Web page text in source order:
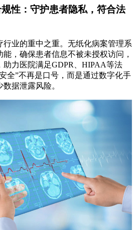
性：守护患者隐私，符合法
行业的重中之重。无纸化病案管理系
，确保患者信息不被未授权访问，
助力医院满足GDPR、HIPAA等法
全”不再是口号，而是通过数字化手
据泄露风险。